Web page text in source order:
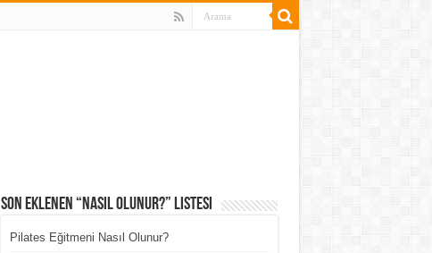
Son Eklenen “Nasıl Olunur?” Listesi
Pilates Eğitmeni Nasıl Olunur?